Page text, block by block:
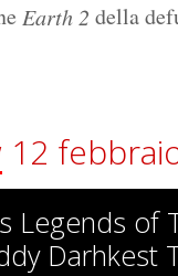
Earth 2 della
12
Legends of
Darhkest